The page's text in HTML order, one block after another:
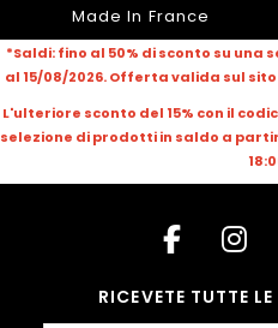
Made In France
*Saldi: fino al 50% di sconto su una
al 15/08/2026. Offerta valida sul
L'ulteriore sconto del 15% con il
selezione di prodotti in saldo a
RICEVETE TUTTE